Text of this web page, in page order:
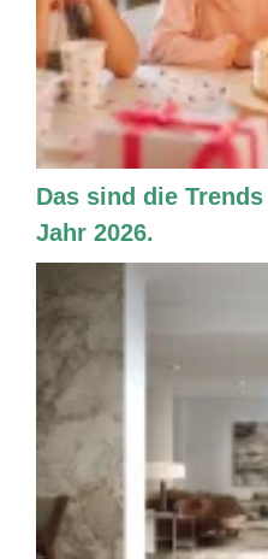
Das sind die
Jahr 2026.